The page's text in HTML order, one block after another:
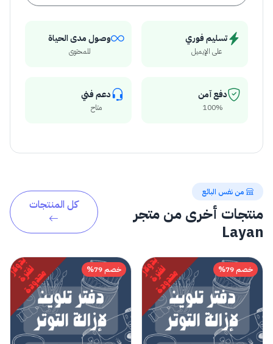
تسليم فوري
على الإيميل
وصول مدى الحياة
للمحتوى
دفع آمن
100%
دعم فني
متاح
من نفس البائع
منتجات أخرى من متجر
Layan
كل المنتجات
خصم 79% خصم 79%